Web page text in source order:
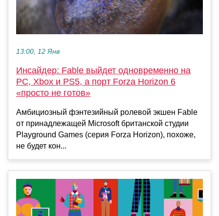
13:00, 12 Янв
Инсайдер: Fable выйдет одновременно на
PC, Xbox и PS5, а порт Forza Horizon 6
«просто не готов»
Амбициозный фэнтезийный ролевой экшен Fable
от принадлежащей Microsoft британской студии
Playground Games (серия Forza Horizon), похоже,
не будет кон...